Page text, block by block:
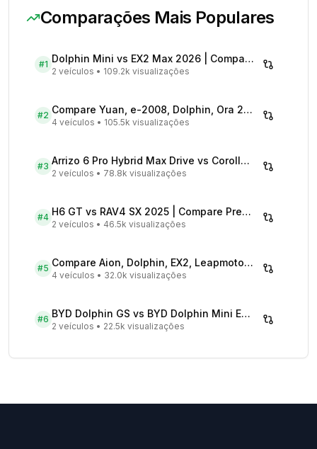
Comparações Mais Populares
#1 Dolphin Mini vs EX2 Max 2026 | Compare Preços
2 veículos • 109.2k visualizações
#2 Compare Yuan, e-2008, Dolphin, Ora 2026 | Veículos Elétricos
4 veículos • 105.5k visualizações
#3 Arrizo 6 Pro Hybrid Max Drive vs Corolla Cross XRX Hybrid - Comparativo Completo
2 veículos • 78.8k visualizações
#4 H6 GT vs RAV4 SX 2025 | Compare Preços
2 veículos • 46.5k visualizações
#5 Compare Aion, Dolphin, EX2, Leapmotor 2026 | Veículos Elétricos
4 veículos • 32.0k visualizações
#6 BYD Dolphin GS vs BYD Dolphin Mini EV - Comparativo Completo
2 veículos • 22.5k visualizações